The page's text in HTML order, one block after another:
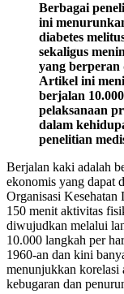
Berbagai
ini
diabetes
sekaligus
yang berperan
Artikel ini
berjalan
pelaksanaan
dalam
penelitian
Berjalan kaki adalah
ekonomis yang dapat
Organisasi
150 menit aktivitas
diwujudkan melalui
10.000 langkah per
1960-an dan kini
menunjukkan korelasi
kebugaran dan